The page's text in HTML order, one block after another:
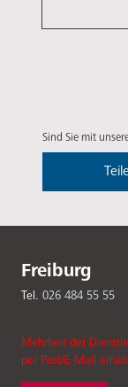
Sind Sie mit
Freiburg
Tel. 026 484 55 55
Mehrheit der
per Post/E-Mail